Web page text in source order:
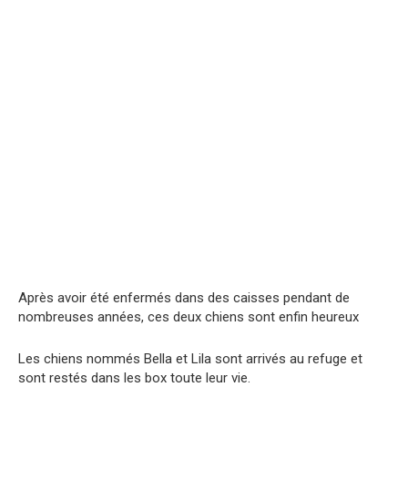
Après avoir été enfermés dans des caisses pendant de
nombreuses années, ces deux chiens sont enfin heureux
Les chiens nommés Bella et Lila sont arrivés au refuge et
sont restés dans les box toute leur vie.